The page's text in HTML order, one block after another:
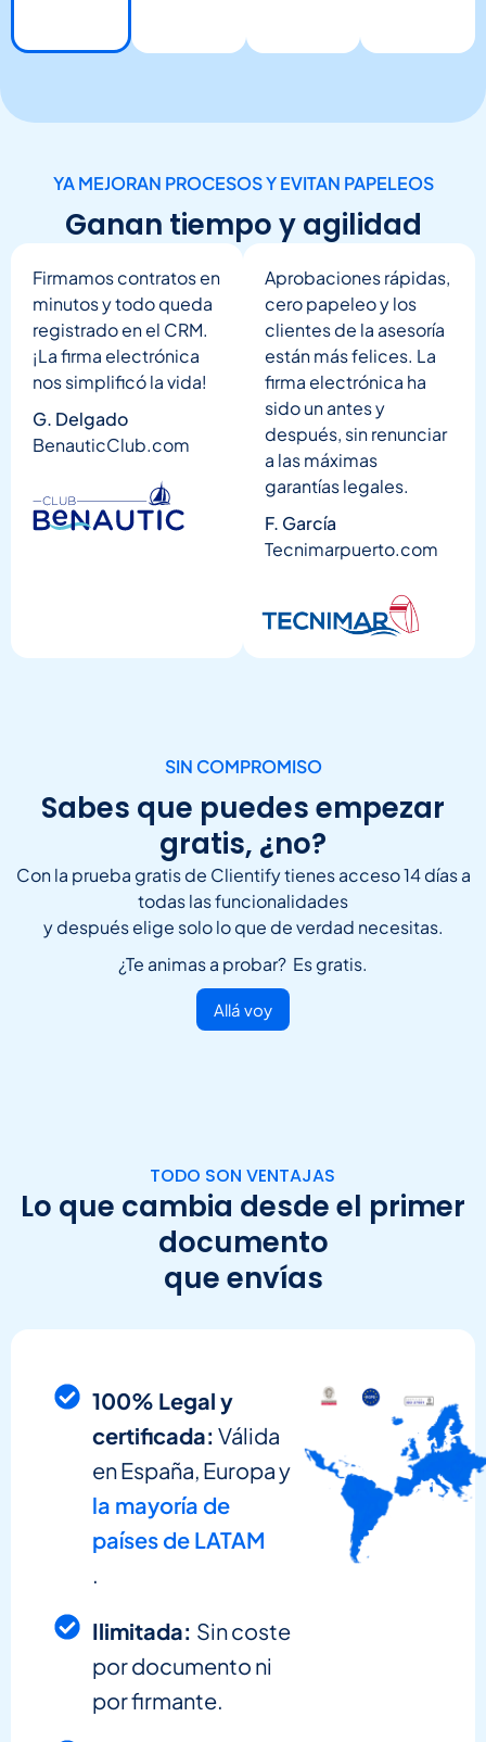
YA MEJORAN PROCESOS Y EVITAN PAPELEOS
Ganan tiempo y agilidad
Firmamos contratos en
minutos y todo queda
registrado en el CRM.
¡La firma electrónica
nos simplificó la vida!
G. Delgado
BenauticClub.com
Aprobaciones rápidas,
cero papeleo y los
clientes de la asesoría
están más felices. La
firma electrónica ha
sido un antes y
después, sin renunciar
a las máximas
garantías legales.
F. García
Tecnimarpuerto.com
SIN COMPROMISO
Sabes que puedes empezar
gratis, ¿no?
Con la prueba gratis de Clientify tienes acceso 14 días a
todas las funcionalidades
y después elige solo lo que de verdad necesitas.
¿Te animas a probar? Es gratis.
Allá voy
TODO SON VENTAJAS
Lo que cambia desde el primer
documento
que envías
100% Legal y
certificada: Válida
en España, Europa y
la mayoría de
países de LATAM
.
Ilimitada: Sin coste
por documento ni
por firmante.